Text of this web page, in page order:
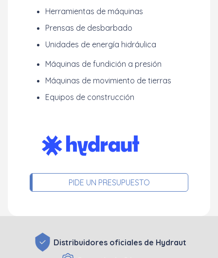
Herramientas de máquinas
Prensas de desbarbado
Unidades de energía hidráulica
Máquinas de fundición a presión
Máquinas de movimiento de tierras
Equipos de construcción
PIDE UN PRESUPUESTO
Distribuidores oficiales de Hydraut